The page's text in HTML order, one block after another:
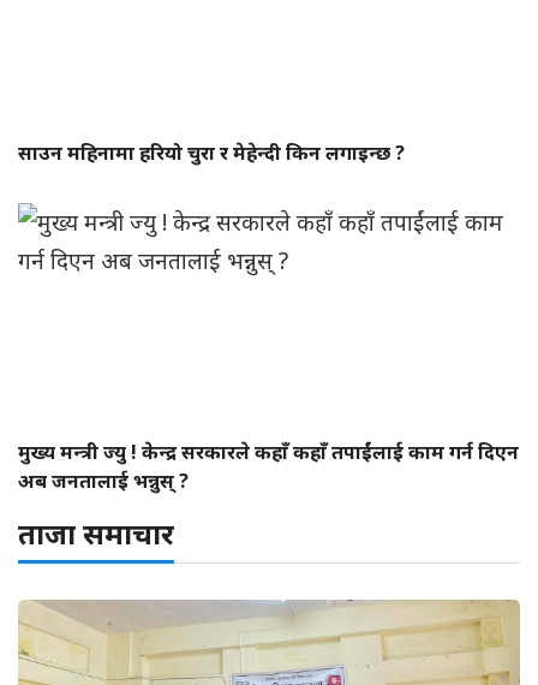
साउन महिनामा हरियो चुरा र मेहेन्दी किन लगाइन्छ ?
मुख्य मन्त्री ज्यु ! केन्द्र सरकारले कहाँ कहाँ तपाईंलाई काम गर्न दिएन
अब जनतालाई भन्नुस् ?
ताजा समाचार